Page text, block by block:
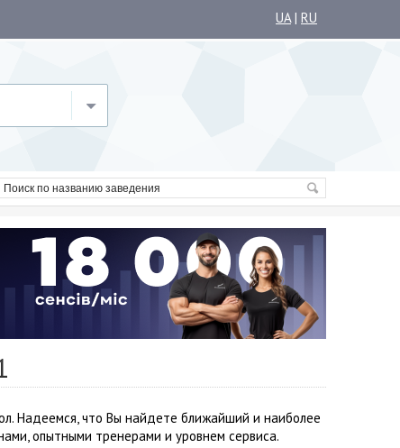
UA| RU
Надеемся, что Вы найдете ближайший и наиболее
опытными тренерами и уровнем сервиса.